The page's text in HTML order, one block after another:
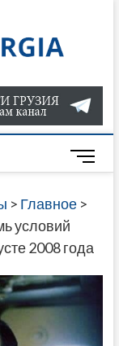
О
В
ГРУЗИИ
САЙТЕ
M
e
n
B
t
t
> Главное>
условий
2008 года